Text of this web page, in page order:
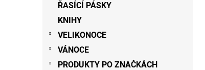
ŘASÍCÍ PÁSKY
KNIHY
VELIKONOCE
VÁNOCE
PRODUKTY PO ZNAČKÁCH